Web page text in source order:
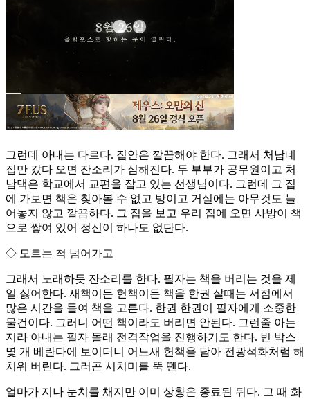
그런데 아내는 다르다. 집안은 깔끔해야 한다. 그래서 처남네
집만 갔다 오면 잔소리가 심해진다. 두 부부가 공무원이고 처
남댁은 학교에서 교편을 잡고 있는 선생님이다. 그런데 그 집
에 가보면 책은 찾아볼 수 없고 방이고 거실에는 아무것도 늘
어놓지 않고 깔끔하다. 그 집을 보고 우리 집에 오면 사방이 책
으로 쌓여 있어 정신이 하나도 없단다.
◇ 모르는 척 넘어가고
그래서 노래하듯 잔소리를 한다. 필자는 책을 버리는 것을 제
일 싫어한다. 새책이든 헌책이든 책을 한권 살때는 서점에서
많은 시간을 들여 책을 고른다. 한권 한권이 필자에게 소중한
물건이다. 그러니 어떤 책이라도 버리면 안된다. 그런줄 아는
지라 아내는 필자 몰래 전격작업을 진행하기도 한다. 빈 박스
몇 개 베란다에 보이더니 어느새 헌책을 담아 전광석화처럼 해
치워 버린다. 그러곤 시치미를 뚝 뗀다.
얼마가 지나 눈치를 채지만 이미 상황은 종료된 뒤다. 그 때 화